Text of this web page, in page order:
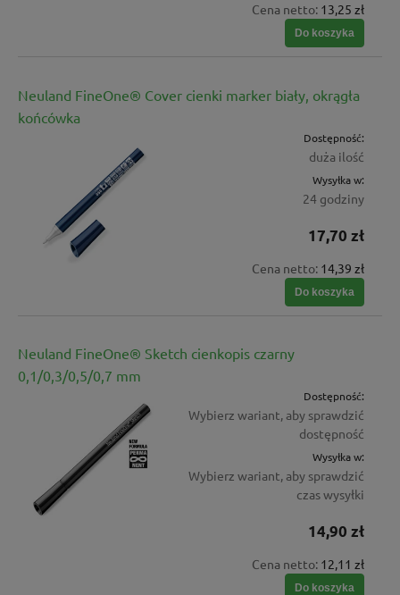
Cena netto: 13,25 zł
Do koszyka
Neuland FineOne® Cover cienki marker biały, okrągła
końcówka
Dostępność:
duża ilość
Wysyłka w:
24 godziny
17,70 zł
Cena netto: 14,39 zł
Do koszyka
Neuland FineOne® Sketch cienkopis czarny
0,1/0,3/0,5/0,7 mm
Dostępność:
Wybierz wariant, aby sprawdzić
dostępność
Wysyłka w:
Wybierz wariant, aby sprawdzić
czas wysyłki
14,90 zł
Cena netto: 12,11 zł
Do koszyka